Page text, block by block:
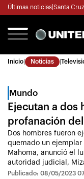
Últimas noticias Santa Cruz
Inicio Noticias
Mundo
Ejecutan a dos
profanación
Dos hombres fueron
quemado un
Mahoma, anunció el
autoridad judicial,
Publicado: 08/05/2023